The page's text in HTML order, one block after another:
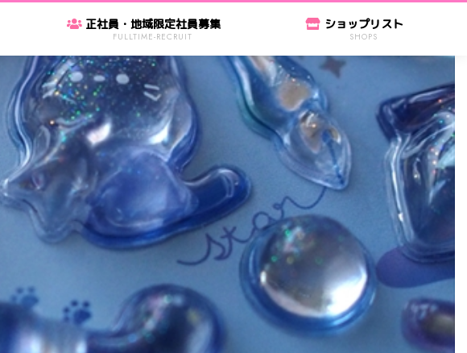
正社員・地域限定社員募集
FULLTIME-RECRUIT
ショップリスト
SHOPS